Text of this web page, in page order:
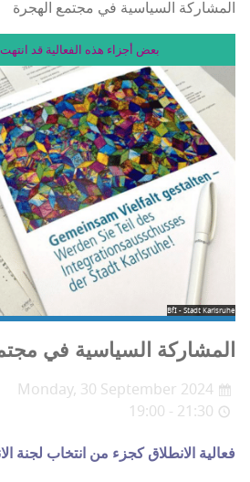
المشاركة السياسية في مجتمع الهجرة
بعض أجزاء هذه الفعالية قد انتهت
BfI - Stadt Karlsruhe
المشاركة السياسية في
Monday, 30 September 2024
19:00 - 21:30
فعالية الانطلاق كجزء من انتخاب لجنة